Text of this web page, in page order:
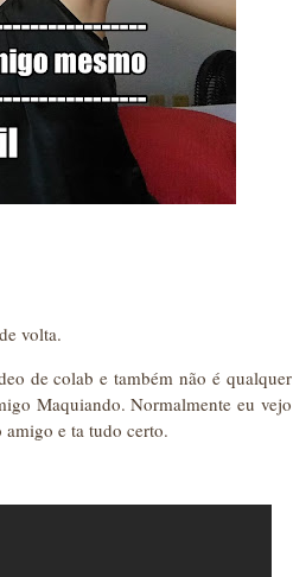
volta.
de colab e também não é qualquer
Maquiando. Normalmente eu vejo
e ta tudo certo.